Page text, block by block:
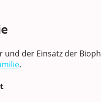
und der Einsatz der
.